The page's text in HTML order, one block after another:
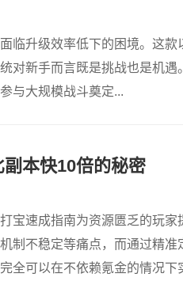
临升级效率低下的困境。这款
对新手而言既是挑战也是机遇
与大规模战斗奠定...
本快10倍的秘密
宝速成指南为资源匮乏的玩家
制不稳定等痛点，而通过精准
全可以在不依赖氪金的情况下